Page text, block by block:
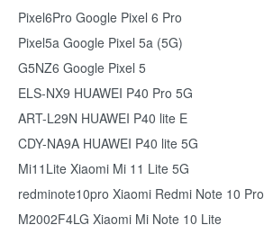
Pixel6Pro Google Pixel 6 Pro
Pixel5a Google Pixel 5a (5G)
G5NZ6 Google Pixel 5
ELS-NX9 HUAWEI P40 Pro 5G
ART-L29N HUAWEI P40 lite E
CDY-NA9A HUAWEI P40 lite 5G
Mi11Lite Xiaomi Mi 11 Lite 5G
redminote10pro Xiaomi Redmi Note 10 Pro
M2002F4LG Xiaomi Mi Note 10 Lite